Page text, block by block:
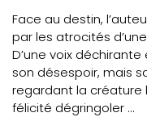
Face au destin,
par les atrocités
D’une voix
son désespoir, mais
regardant la créature
félicité dégringoler …